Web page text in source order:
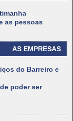
as pessoas
AS EMPRESAS
do Barreiro e
poder ser